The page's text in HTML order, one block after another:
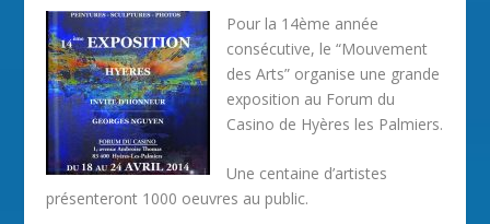
Pour la 14ème année
consécutive, le “Mouvement
des Arts” organise une grande
exposition au Forum du
Casino de Hyères les Palmiers.
Une centaine d’artistes
présenteront 1000 oeuvres au public.